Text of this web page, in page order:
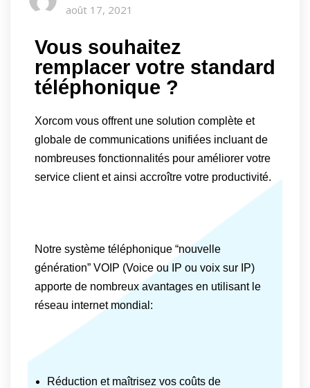
août 17, 2021
Vous souhaitez
remplacer votre standard
téléphonique ?
Xorcom vous offrent une solution complète et
globale de communications unifiées incluant de
nombreuses fonctionnalités pour améliorer votre
service client et ainsi accroître votre productivité.
Notre système téléphonique “nouvelle
génération” VOIP (Voice ou IP ou voix sur IP)
apporte de nombreux avantages en utilisant le
réseau internet mondial:
Réduction et maîtrisez vos coûts de